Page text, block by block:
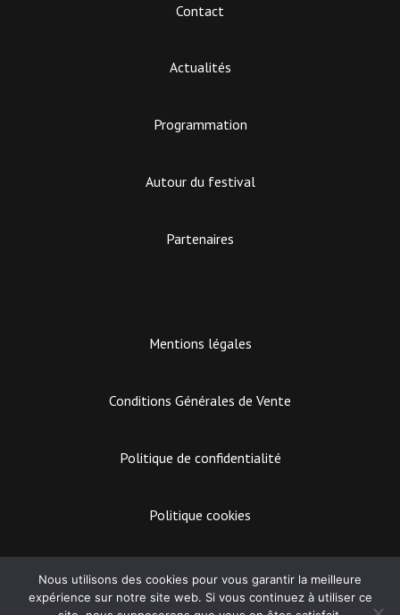
Lecteur
Contact
Actualités
Programmation
Autour du festival
Partenaires
Mentions légales
Conditions Générales de Vente
Politique de confidentialité
Politique cookies
EASY MARKETING
Nous utilisons des cookies pour vous garantir la meilleure
expérience sur notre site web. Si vous continuez à utiliser ce